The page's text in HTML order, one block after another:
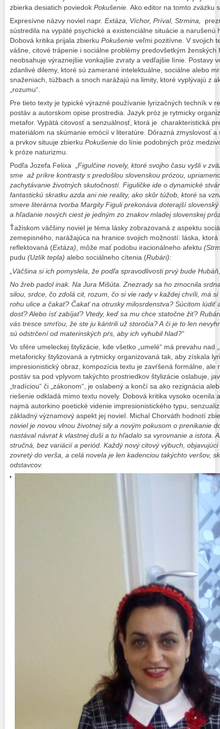
zbierka desiatich poviedok Pokušenie. Ako editor na tomto zväzku
Expresívne názvy noviel napr. Extáza, Víchor, Príval, Strmina,
sústredila na vypäté psychické a existenciálne situácie a narušenú
Dobová kritika prijala zbierku Pokušenie veľmi pozitívne. V svojich
vášne, citové trápenie i sociálne problémy predovšetkým ženských
neobsahuje výraznejšie vonkajšie zvraty a vedľajšie línie. Postavy
zdanlivé dilemy, ktoré sú zamerané intelektuálne, sociálne alebo
snaženiach, túžbach a snoch narážajú na limity, ktoré vyplývajú z
„rozumu“.
Pre tieto texty je typické výrazné používanie lyrizačných techník v
postáv a autorskom opise prostredia. Jazyk próz je rytmicky
metafor. Vypätá citovosť a senzuálnosť, ktorá je charakteristická
materiálom na skúmanie emócií v literatúre. Dôrazná zmyslovosť
a prvkov situuje zbierku Pokušenie do línie podobných próz
k próze naturizmu.
Podľa Jozefa Felixa „Figulčine novely, ktoré svojho času vyšli v
sme až príkre kontrasty s predošlou slovenskou prózou,
zachytávanie životných skutočností. Figuličke ide o dynamické
fantastickú skratku azda ani nie reality, ako skôr túžob, ktoré sa
smere literárna tvorba Margity Figuli prekonáva doterajší
a hľadanie nových ciest je jedným zo znakov mladej slovenskej
Ťažiskom väčšiny noviel je téma lásky zobrazovaná z aspektu
zemepisného, narážajúca na hranice svojich možností: láska,
reflektovaná (Extáza), môže mať podobu iracionálneho afektu
pudu (Uzlík tepla) alebo sociálneho cítenia (Rubári):
„Väčšina si ich pomyslela, že podľa spravodlivosti prvý bude
No žreb padol inak. Na Jura Mišúta. Znezrady sa ho zmocnila
silou, srdce, čo zdolá cit, rozum, čo si vie rady v každej chvíli, má
rohu ulice a čakať? Čakať na otrusky milosrdenstva? Súcitom lúdiť
dosť? Alebo ísť zabíjať? Vtedy, keď sa mu chce statočne žiť?
vás tresce smrťou, že ste ju kántrili už storočia? A či je to len
sú odstrčení od materinských pŕs, aby ich vyhubil hlad?“
Vo sfére umeleckej štylizácie, kde všetko „umelé“ má prevahu nad
metaforicky štylizovaná a rytmicky organizovaná tak, aby získala
impresionistický obraz, kompozícia textu je zavŕšená formálne, ale
postáv sa pod vplyvom takýchto prostriedkov štylizácie oslabuje,
„tradíciou“ či „zákonom“, je oslabený a končí sa ako rezignácia
riešenie odkladá mimo textu novely. Dobová kritika vysoko ocenila
najmä autorkino poetické videnie impresionistického typu,
základný významový aspekt jej noviel. Michal Chorváth hodnotí
noviel je novou vlnou životnej sily a novým pokusom o prenikanie
nastával návrat k vlastnej duši a tu hľadalo sa vyrovnanie a istota.
stručná, bez variácií a periód. Každý nový citový výbuch,
zovretý do verša, a celá novela je len kadenciou takýchto veršov,
odstavcov.